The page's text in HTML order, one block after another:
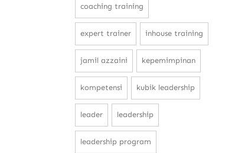
coaching training
expert trainer inhouse training
jamil azzaini kepemimpinan
kompetensi kubik leadership
leader leadership
leadership program